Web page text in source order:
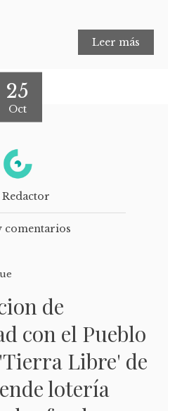
Leer más
25
Oct
Redactor
comentarios
de
con el Pueblo
Libre' de
lotería